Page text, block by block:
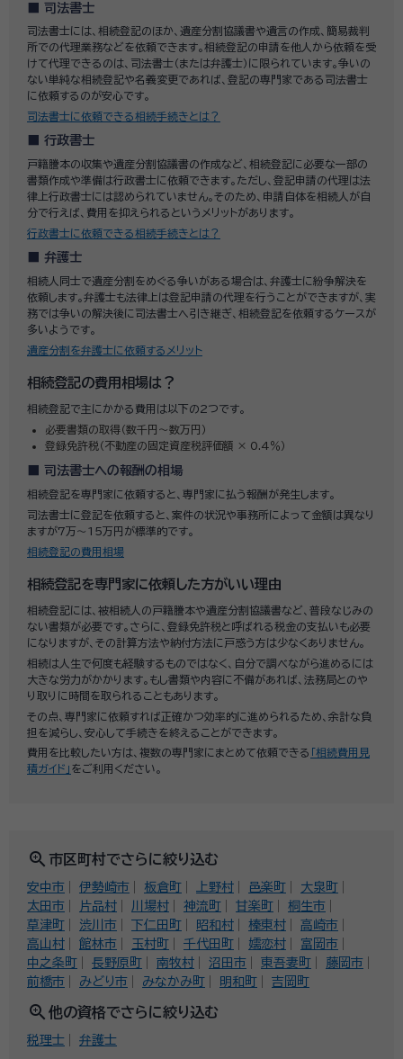
司法書士
司法書士には、相続登記のほか、遺産分割協議書や遺言の作成、簡易裁判
所での代理業務などを依頼できます。相続登記の申請を他人から依頼を受
けて代理できるのは、司法書士（または弁護士）に限られています。争いの
ない単純な相続登記や名義変更であれば、登記の専門家である司法書士
に依頼するのが安心です。
司法書士に依頼できる相続手続きとは？
行政書士
戸籍謄本の収集や遺産分割協議書の作成など、相続登記に必要な一部の
書類作成や準備は行政書士に依頼できます。ただし、登記申請の代理は法
律上行政書士には認められていません。そのため、申請自体を相続人が自
分で行えば、費用を抑えられるというメリットがあります。
行政書士に依頼できる相続手続きとは？
弁護士
相続人同士で遺産分割をめぐる争いがある場合は、弁護士に紛争解決を
依頼します。弁護士も法律上は登記申請の代理を行うことができますが、実
務では争いの解決後に司法書士へ引き継ぎ、相続登記を依頼するケースが
多いようです。
遺産分割を弁護士に依頼するメリット
相続登記の費用相場は？
相続登記で主にかかる費用は以下の2つです。
必要書類の取得（数千円～数万円）
登録免許税（不動産の固定資産税評価額 × 0.4％）
司法書士への報酬の相場
相続登記を専門家に依頼すると、専門家に払う報酬が発生します。
司法書士に登記を依頼すると、案件の状況や事務所によって金額は異なり
ますが7万～15万円が標準的です。
相続登記の費用相場
相続登記を専門家に依頼した方がいい理由
相続登記には、被相続人の戸籍謄本や遺産分割協議書など、普段なじみの
ない書類が必要です。さらに、登録免許税と呼ばれる税金の支払いも必要
になりますが、その計算方法や納付方法に戸惑う方は少なくありません。
相続は人生で何度も経験するものではなく、自分で調べながら進めるには
大きな労力がかかります。もし書類や内容に不備があれば、法務局とのや
り取りに時間を取られることもあります。
その点、専門家に依頼すれば正確かつ効率的に進められるため、余計な負
担を減らし、安心して手続きを終えることができます。
費用を比較したい方は、複数の専門家にまとめて依頼できる
「相続費用見
積ガイド」 をご利用ください。
zoom_in 市区町村でさらに絞り込む
安中市 伊勢崎市 板倉町 上野村 邑楽町
大泉町
太田市
片品村 川場村 神流町 甘楽町
桐生市
草津町
渋川市 下仁田町 昭和村 榛東村
高崎市
高山村
館林市 玉村町 千代田町 嬬恋村
富岡市
中之条町
長野原町 南牧村 沼田市 東吾妻町
藤岡市
前橋市
みどり市 みなかみ町 明和町 吉岡町
zoom_in 他の資格でさらに絞り込む
税理士 弁護士